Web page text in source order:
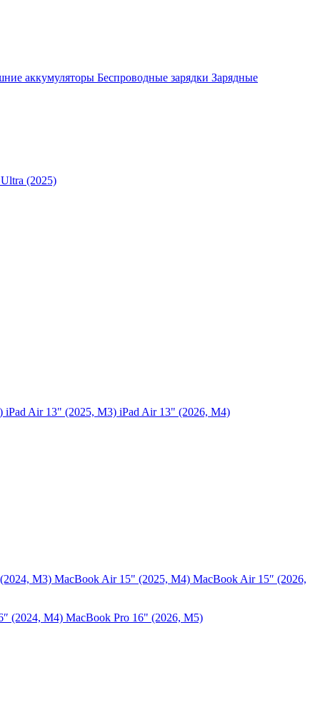
аккумуляторы Беспроводные зарядки Зарядные
(2025)
iPad Air 13" (2025, M3) iPad Air 13" (2026, M4)
M3) MacBook Air 15" (2025, M4) MacBook Air 15″ (2026,
(2024, M4) MacBook Pro 16" (2026, M5)